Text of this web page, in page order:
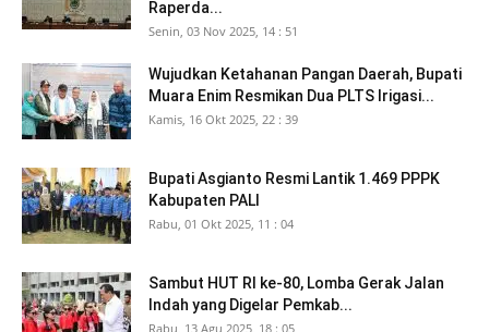
Raperda...
Senin, 03 Nov 2025, 14 : 51
Wujudkan Ketahanan Pangan Daerah, Bupati
Muara Enim Resmikan Dua PLTS Irigasi...
Kamis, 16 Okt 2025, 22 : 39
Bupati Asgianto Resmi Lantik 1.469 PPPK
Kabupaten PALI
Rabu, 01 Okt 2025, 11 : 04
Sambut HUT RI ke-80, Lomba Gerak Jalan
Indah yang Digelar Pemkab...
Rabu, 13 Agu 2025, 18 : 05